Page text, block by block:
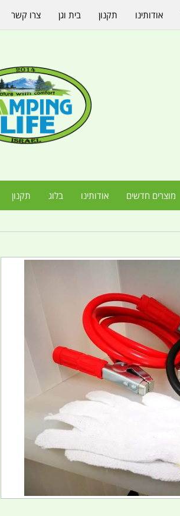
מוצרים חדשים אודותינו בלוג תקנון
אודותינו תקנון בית וגן צרו קשר